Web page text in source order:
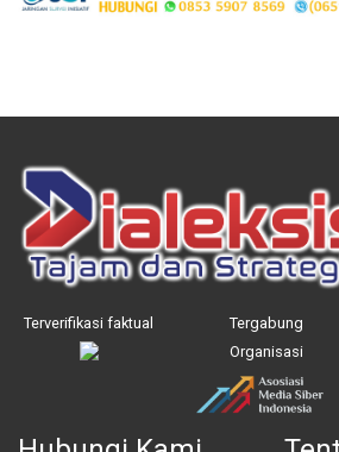
Terverifikasi faktual
Tergabung
Organisasi